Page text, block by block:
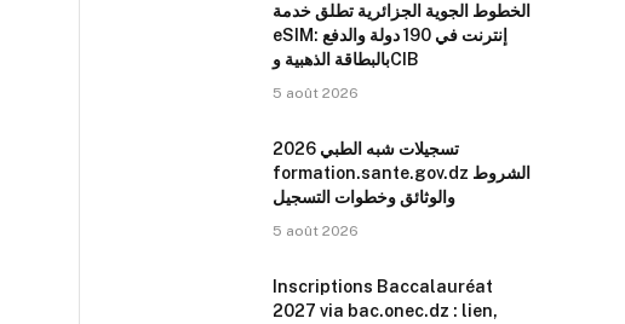
الخطوط الجوية الجزائرية تطلق خدمة
eSIM: إنترنت في 190 دولة والدفع
بالبطاقة الذهبية وCIB
5 août 2026
تسجيلات شبه الطبي 2026
formation.sante.gov.dz الشروط
والوثائق وخطوات التسجيل
5 août 2026
Inscriptions Baccalauréat
2027 via bac.onec.dz : lien,